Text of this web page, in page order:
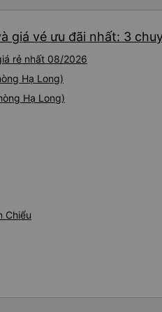
đánh giá 4.5 sao cho cả
mang đến nhiều tiện ích
tô của HK Buslines khá ổn.
cabin riêng, nhân viên phục
hàng. Điểm trừ: -0,5 sao
giá vé ưu đãi nhất: 3
rẻ nhất 08/2026
Hạ Long)
Hạ Long)
Chiểu